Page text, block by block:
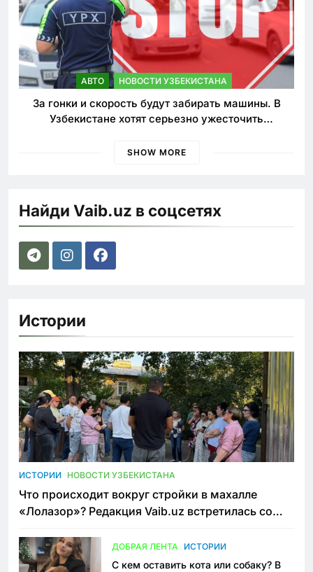
АВТО НОВОСТИ УЗБЕКИСТАНА
За гонки и скорость будут забирать машины. В
Узбекистане хотят серьезно ужесточить
SHOW MORE
Найди Vaib.uz в соцсетях
Истории
ИСТОРИИ НОВОСТИ УЗБЕКИСТАНА
Что происходит вокруг стройки в махалле
«Лолазор»? Редакция Vaib.uz встретилась со
ДОБРАЯ ЛЕНТА ИСТОРИИ
С кем оставить кота или собаку? В